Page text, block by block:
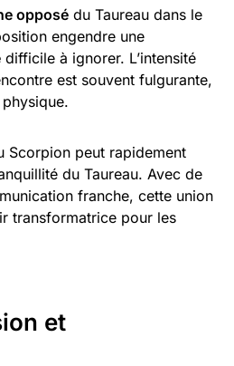
opposé du Taureau dans le
engendre une
difficile à ignorer. L’intensité
est souvent fulgurante,
Scorpion peut rapidement
du Taureau. Avec de
franche, cette union
transformatrice pour les
et